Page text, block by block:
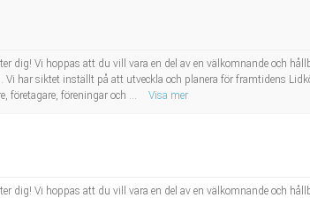
dig! Vi hoppas att du vill vara en del av en välkomnande och
har siktet inställt på att utveckla och planera för framtidens
företagare, föreningar och ...
Visa mer
dig! Vi hoppas att du vill vara en del av en välkomnande och